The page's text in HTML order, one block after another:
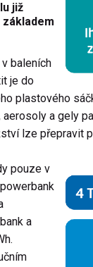
již
základem
baleních
je do
plastového
a gely
lze přepravit
pouze v
a